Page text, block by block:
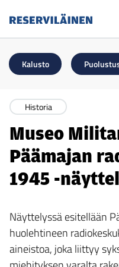
Kalusto
Historia
Museo
Päämajan
1945 -
Näyttelyssä esitellään
huolehtineen
aineistoa, joka liittyy